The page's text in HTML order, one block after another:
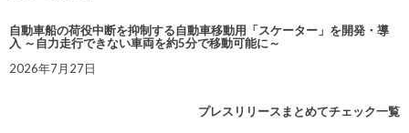
自動車船の荷役中断を抑制する自動車移動用「スケーター」を開発・導
入 ～自力走行できない車両を約5分で移動可能に～
2026年7月27日
プレスリリースまとめてチェック一覧